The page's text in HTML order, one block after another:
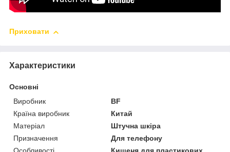
Приховати
Характеристики
Основні
Виробник
BF
Країна виробник
Китай
Матеріал
Штучна шкіра
Призначення
Для телефону
Особливості
Кишеня для пластикових